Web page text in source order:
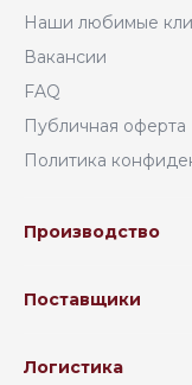
Наши любимые
Вакансии
FAQ
Публичная оферта
Политика
Производство
Поставщики
Логистика